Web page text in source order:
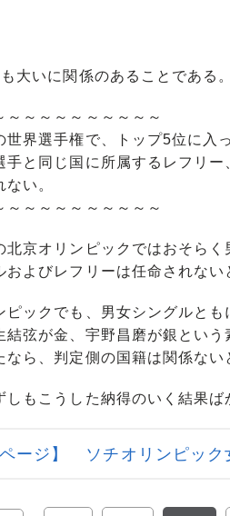
大いに関係のあることである。
～～～～～～～～～～
界選手権で、トップ5位に入
手と同じ国に所属するレフリ
い。
～～～～～～～～～～
京オリンピックではおそらく
およびレフリーは任命されない
ックでも、男女シングルとも
結弦が金、宇野昌磨が銀とい
なら、判定側の国籍は関係ない
もこうした納得のいく結果ば
ページ】 ソチオリンピック